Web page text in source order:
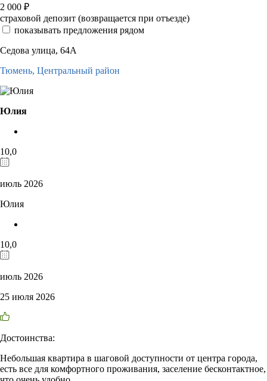
2 000 ₽
страховой депозит (возвращается при отъезде)
показывать предложения рядом
Седова улица, 64А
Тюмень, Центральный район
Юлия
10,0
июль 2026
Юлия
10,0
июль 2026
25 июля 2026
Достоинства:
Небольшая квартира в шаговой доступности от центра города,
есть все для комфортного проживания, заселение бесконтактное,